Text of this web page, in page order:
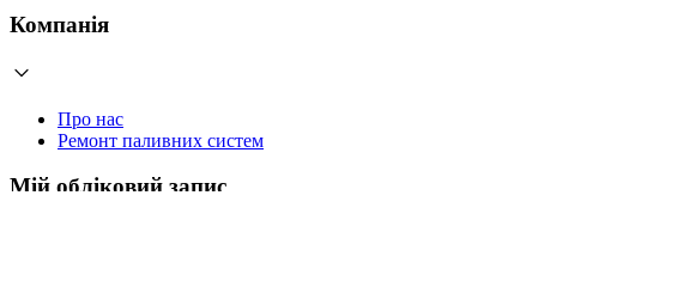
Компанія
Про нас
Ремонт паливних систем
Мій обліковий запис